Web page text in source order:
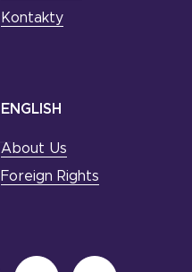
Kontakty
ENGLISH
About Us
Foreign Rights